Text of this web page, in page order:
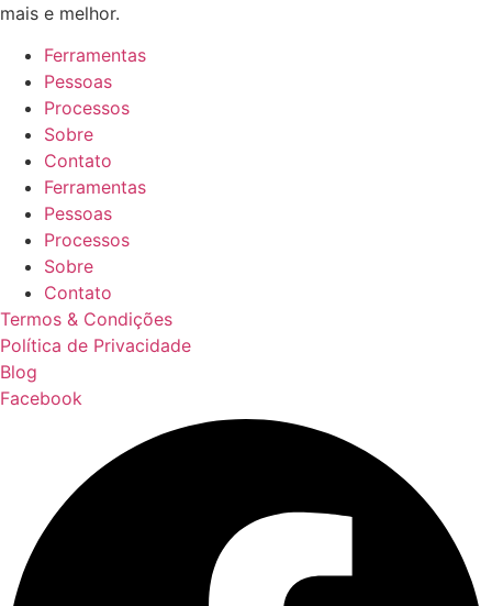
mais e melhor.
Ferramentas
Pessoas
Processos
Sobre
Contato
Ferramentas
Pessoas
Processos
Sobre
Contato
Termos & Condições
Política de Privacidade
Blog
Facebook